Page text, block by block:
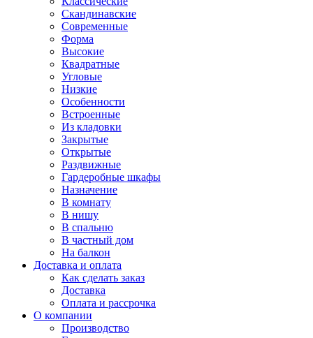
Скандинавские
Современные
Форма
Высокие
Квадратные
Угловые
Низкие
Особенности
Встроенные
Из кладовки
Закрытые
Открытые
Раздвижные
Гардеробные шкафы
Назначение
В комнату
В нишу
В спальню
В частный дом
На балкон
Доставка и оплата
Как сделать заказ
Доставка
Оплата и рассрочка
О компании
Производство